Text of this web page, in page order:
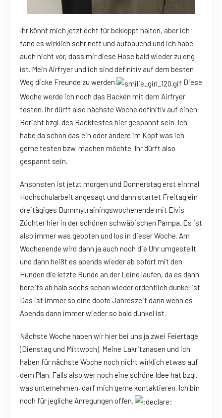
Ihr könnt mich jetzt echt für bekloppt halten, aber ich
fand es wirklich sehr nett und aufbauend und ich habe
auch nicht vor, dass mir diese Hose bald wieder zu eng
ist. Mein Airfryer und ich sind definitiv auf dem besten
Weg dicke Freunde zu werden
Diese
Woche werde ich noch das Backen mit dem Airfryer
testen. ihr dürft also nächste Woche definitiv auf einen
Bericht bzgl. des Backtestes hier gespannt sein. Ich
habe da schon das ein oder andere im Kopf was ich
gerne testen bzw. machen möchte. Ihr dürft also
gespannt sein.
Ansonsten ist jetzt morgen und Donnerstag erst einmal
Hochschularbeit angesagt und dann startet Freitag ein
dreitägiges Dummytrainingswochenende mit Elvis
Züchter hier in der schönen schwäbischen Pampa. Es ist
also immer was geboten und los in dieser Woche. Am
Wochenende wird dann ja auch noch die Uhr umgestellt
und dann heißt es abends wieder ab sofort mit den
Hunden die letzte Runde an der Leine laufen, da es dann
bereits ab halb sechs schon wieder ordentlich dunkel ist.
Das ist immer so eine doofe Jahreszeit dann wenn es
Abends dann immer wieder so bald dunkel ist.
Nächste Woche haben wir hier bei uns ja zwei Feiertage
(Dienstag und Mittwoch). Meine Lakritznasen und ich
haben für nächste Woche noch nicht wirklich etwas auf
dem Plan. Falls also wer noch eine schöne Idee hat bzgl.
was unternehmen, darf mich gerne kontaktieren. Ich bin
noch für jegliche Anregungen offen.